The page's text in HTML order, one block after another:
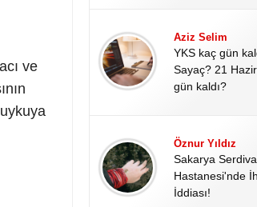
ve
Aziz Selim
YKS kaç gün
Sayaç? 21
gün kaldı?
Öznur Yıldız
Sakarya
Hastanesi'nde
İddiası!